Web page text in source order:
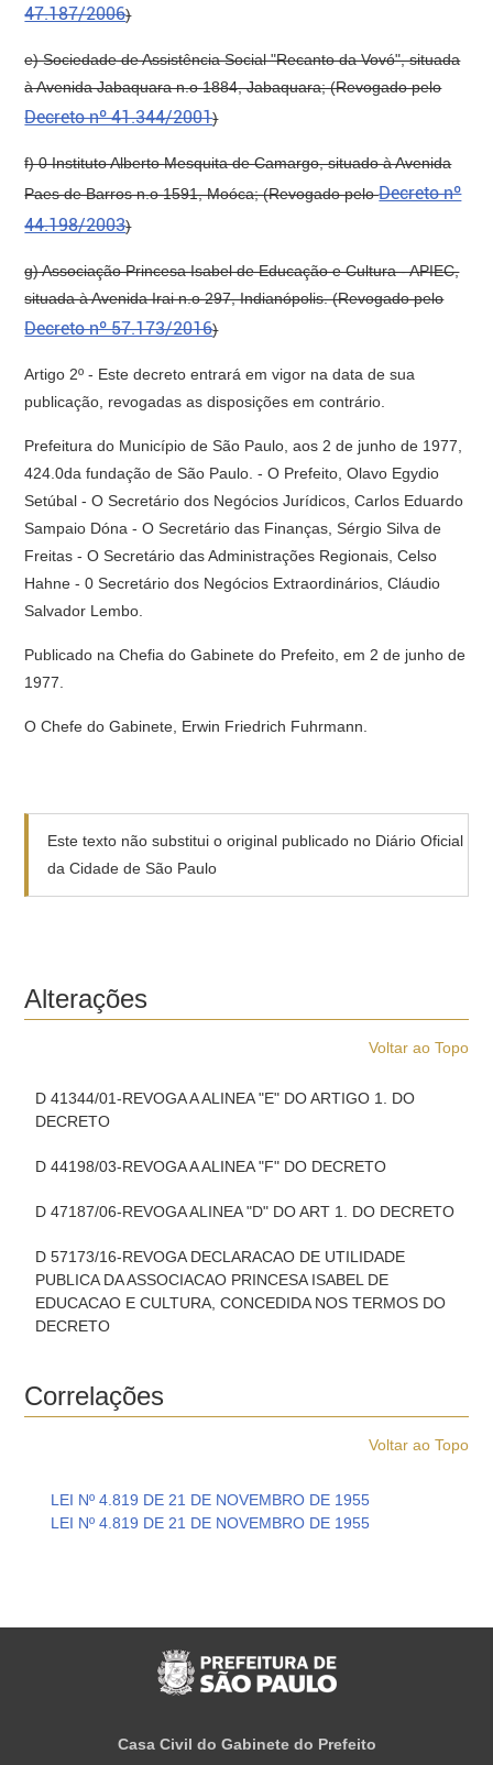
47.187/2006)
e) Sociedade de Assistência Social "Recanto da Vovó", situada
à Avenida Jabaquara n.o 1884, Jabaquara; (Revogado pelo
Decreto nº 41.344/2001)
f) 0 Instituto Alberto Mesquita de Camargo, situado à Avenida
Paes de Barros n.o 1591, Moóca; (Revogado peloDecreto nº
44.198/2003)
g) Associação Princesa Isabel de Educação e Cultura - APIEC,
situada à Avenida Irai n.o 297, Indianópolis. (Revogado pelo
Decreto nº 57.173/2016)
Artigo 2º - Este decreto entrará em vigor na data de sua
publicação, revogadas as disposições em contrário.
Prefeitura do Município de São Paulo, aos 2 de junho de 1977,
424.0da fundação de São Paulo. - O Prefeito, Olavo Egydio
Setúbal - O Secretário dos Negócios Jurídicos, Carlos Eduardo
Sampaio Dóna - O Secretário das Finanças, Sérgio Silva de
Freitas - O Secretário das Administrações Regionais, Celso
Hahne - 0 Secretário dos Negócios Extraordinários, Cláudio
Salvador Lembo.
Publicado na Chefia do Gabinete do Prefeito, em 2 de junho de
1977.
O Chefe do Gabinete, Erwin Friedrich Fuhrmann.
Este texto não substitui o original publicado no Diário Oficial
da Cidade de São Paulo
Alterações
Voltar ao Topo
D 41344/01-REVOGA A ALINEA "E" DO ARTIGO 1. DO
DECRETO
D 44198/03-REVOGA A ALINEA "F" DO DECRETO
D 47187/06-REVOGA ALINEA "D" DO ART 1. DO DECRETO
D 57173/16-REVOGA DECLARACAO DE UTILIDADE
PUBLICA DA ASSOCIACAO PRINCESA ISABEL DE
EDUCACAO E CULTURA, CONCEDIDA NOS TERMOS DO
DECRETO
Correlações
Voltar ao Topo
LEI Nº 4.819 DE 21 DE NOVEMBRO DE 1955
LEI Nº 4.819 DE 21 DE NOVEMBRO DE 1955
Casa Civil do Gabinete do Prefeito